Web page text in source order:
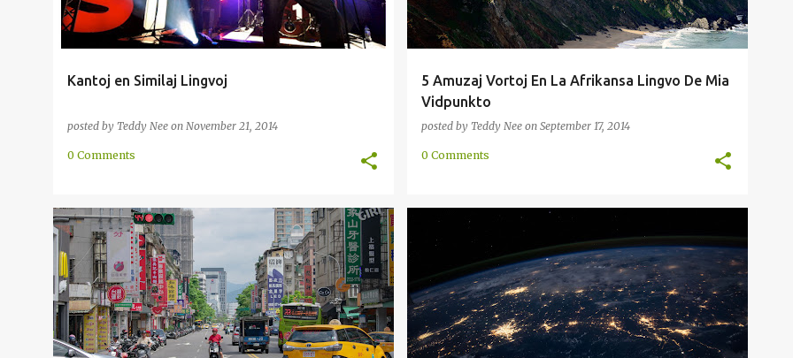
Kantoj en Similaj Lingvoj
posted by Teddy Nee on November 21, 2014
0 Comments
5 Amuzaj Vortoj En La Afrikansa Lingvo De Mia
Vidpunkto
posted by Teddy Nee on September 17, 2014
0 Comments
BIRMA ENKONDUKO INDONEZIA
MOTIVADO TAGALOGA +
TAJLANDA
BEZONO INTERNACIA LINGVO
+
TUTMONDIGO